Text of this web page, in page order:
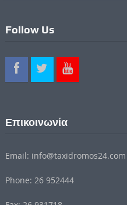
Follow Us
Επικοινωνία
Email: info@taxidromos24.com
Phone: 26 952444